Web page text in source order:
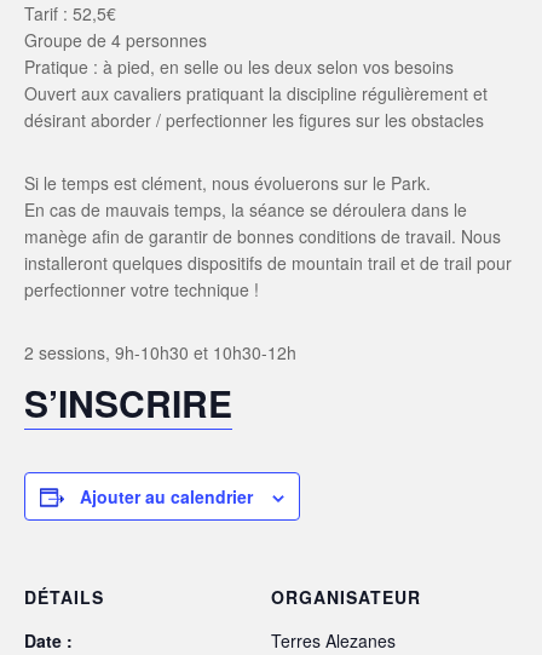
Tarif : 52,5€
Groupe de 4 personnes
Pratique : à pied, en selle ou les deux selon vos besoins
Ouvert aux cavaliers pratiquant la discipline régulièrement et
désirant aborder / perfectionner les figures sur les obstacles
Si le temps est clément, nous évoluerons sur le Park.
En cas de mauvais temps, la séance se déroulera dans le
manège afin de garantir de bonnes conditions de travail. Nous
installeront quelques dispositifs de mountain trail et de trail pour
perfectionner votre technique !
2 sessions, 9h-10h30 et 10h30-12h
S’INSCRIRE
Ajouter au calendrier
DÉTAILS
Date :
ORGANISATEUR
Terres Alezanes